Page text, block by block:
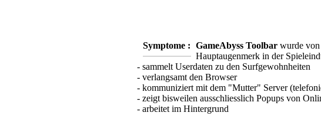
Symptome : GameAbyss Toolbar wurde
Hauptaugenmerk in der
- sammelt Userdaten zu den Surfgewohnheiten
- verlangsamt den Browser
- kommuniziert mit dem "Mutter" Server
- zeigt bisweilen ausschliesslich Popups von
- arbeitet im Hintergrund